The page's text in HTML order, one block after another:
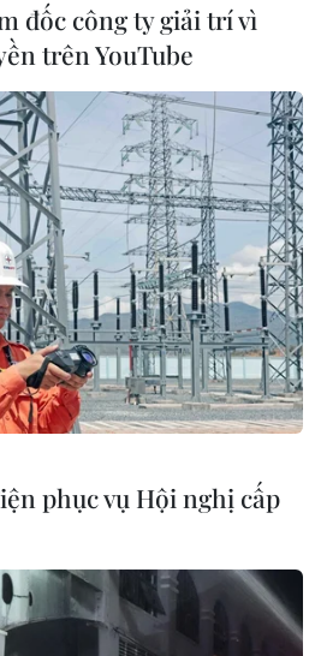
đốc công ty giải trí vì
trên YouTube
phục vụ Hội nghị cấp